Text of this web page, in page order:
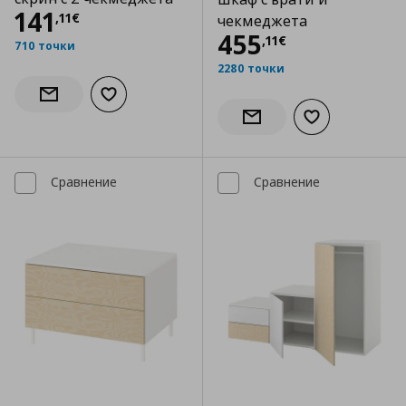
141 ,11€
Цена
710 точки
Информирай ме за наличност
Добави към списъка с любими
чекмеджета
455,11€
Цена
2280 точки
Информирай ме за
Добави към
Сравнение Сравнение